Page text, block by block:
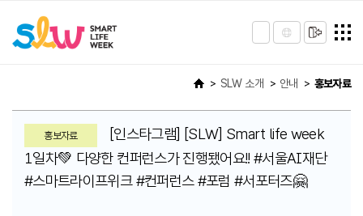
SLW 소개 안내 홍보자료
홍보자료
[인스타그램] [SLW] Smart life week
1일차💚 다양한 컨퍼런스가 진행됐어요!! #서울AI재단
#스마트라이프위크 #컨퍼런스 #포럼 #서포터즈🤗